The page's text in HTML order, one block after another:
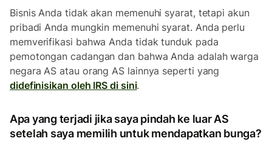
Bisnis Anda tidak akan memenuhi syarat, tetapi akun
pribadi Anda mungkin memenuhi syarat. Anda perlu
memverifikasi bahwa Anda tidak tunduk pada
pemotongan cadangan dan bahwa Anda adalah warga
negara AS atau orang AS lainnya seperti yang
didefinisikan oleh IRS di sini.
Apa yang terjadi jika saya pindah ke luar AS
setelah saya memilih untuk mendapatkan bunga?